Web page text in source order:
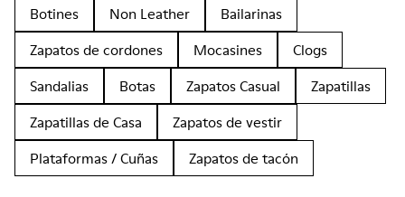
Botines Non Leather
Bailarinas
Zapatos de cordones
Mocasines
Clogs
Sandalias
Botas Zapatos Casual
Zapatillas
Zapatillas de Casa
Zapatos de vestir
Plataformas / Cuñas
Zapatos de tacón